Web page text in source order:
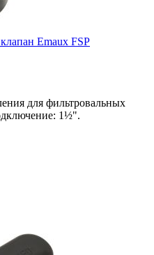
Emaux FSP
для фильтровальных
1½".